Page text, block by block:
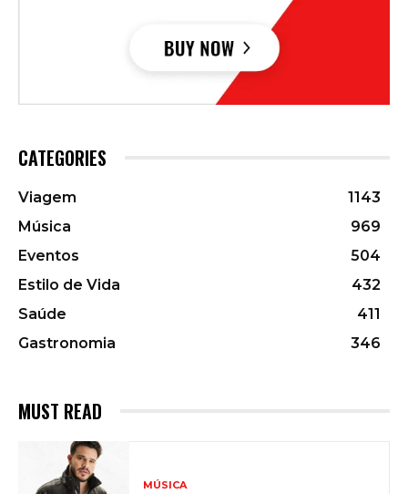
CATEGORIES
Viagem
1143
Música
969
Eventos
504
Estilo de Vida
432
Saúde
411
Gastronomia
346
MUST READ
MÚSICA